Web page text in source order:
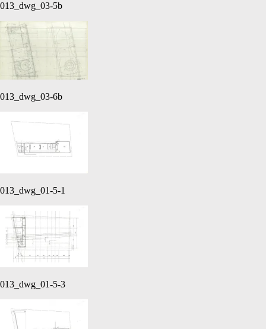
013_dwg_03-5b
013_dwg_03-6b
013_dwg_01-5-1
013_dwg_01-5-3